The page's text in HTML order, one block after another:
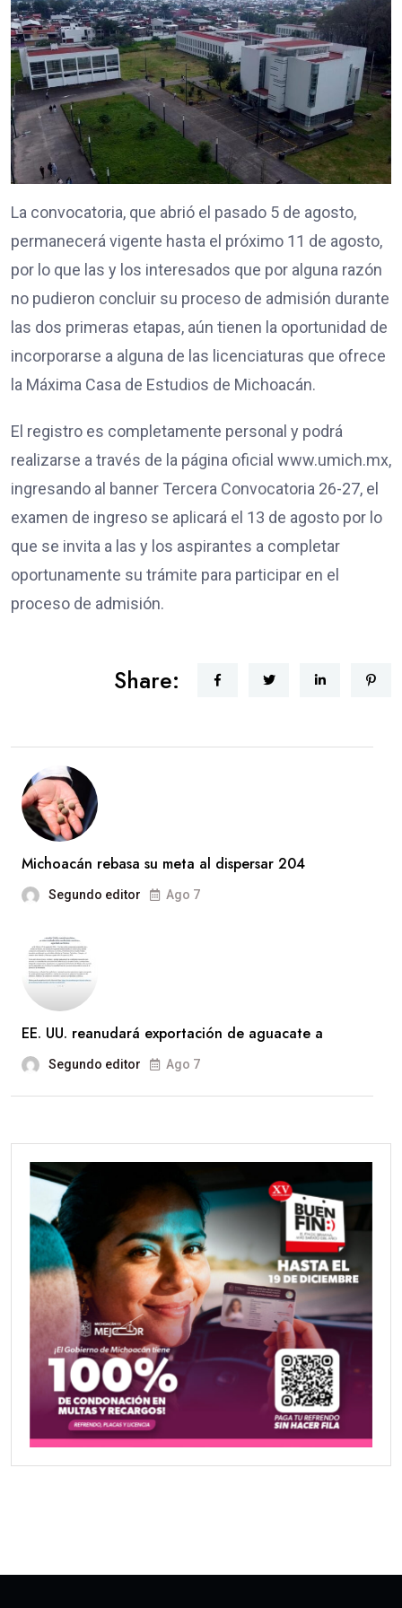
La convocatoria, que abrió el pasado 5 de agosto,
permanecerá vigente hasta el próximo 11 de agosto,
por lo que las y los interesados que por alguna razón
no pudieron concluir su proceso de admisión durante
las dos primeras etapas, aún tienen la oportunidad de
incorporarse a alguna de las licenciaturas que ofrece
la Máxima Casa de Estudios de Michoacán.
El registro es completamente personal y podrá
realizarse a través de la página oficial www.umich.mx,
ingresando al banner Tercera Convocatoria 26-27, el
examen de ingreso se aplicará el 13 de agosto por lo
que se invita a las y los aspirantes a completar
oportunamente su trámite para participar en el
proceso de admisión.
Share:
Michoacán rebasa su meta al dispersar 204
Segundo editor Ago 7
EE. UU. reanudará exportación de aguacate a
Segundo editor Ago 7